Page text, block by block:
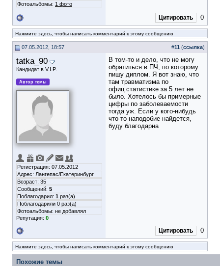
Фотоальбомы: 1 фото
Цитировать 0
Нажмите здесь, чтобы написать комментарий к этому сообщению
07.05.2012, 18:57 #11 (ссылка)
tatka_90
Кандидат в V.I.P.
Автор темы
Регистрация: 07.05.2012
Адрес: Лангепас/Екатеринбург
Возраст: 35
Сообщений: 5
Поблагодарил: 1 раз(а)
Поблагодарили 0 раз(а)
Фотоальбомы: не добавлял
Репутация: 0
В том-то и дело, что не могу
обратиться в ПЧ, по которому
пишу диплом. Я вот знаю, что
там травматизма по
офиц.статистике за 5 лет не
было. Хотелось бы примерные
цифры по заболеваемости
тогда уж. Если у кого-нибудь
что-то наподобие найдется,
буду благодарна
Цитировать 0
Нажмите здесь, чтобы написать комментарий к этому сообщению
Похожие темы